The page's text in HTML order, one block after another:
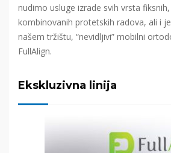
nudimo usluge izrade svih vrsta
kombinovanih protetskih radova, ali i
našem tržištu, “nevidljivi” mobilni
FullAlign.
Ekskluzivna linija